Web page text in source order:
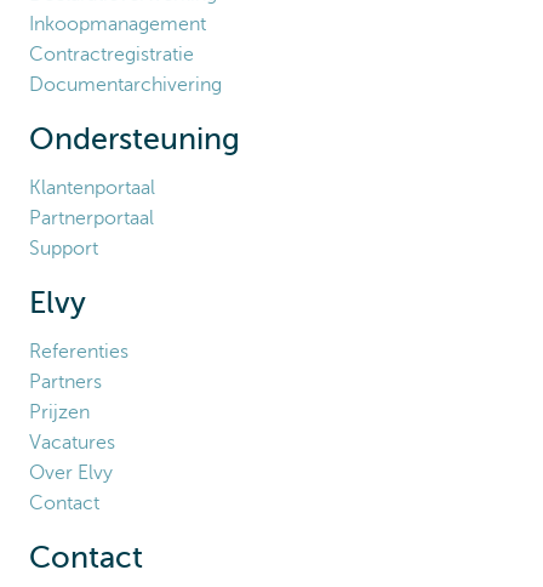
Inkoopmanagement
Contractregistratie
Documentarchivering
Ondersteuning
Klantenportaal
Partnerportaal
Support
Elvy
Referenties
Partners
Prijzen
Vacatures
Over Elvy
Contact
Contact